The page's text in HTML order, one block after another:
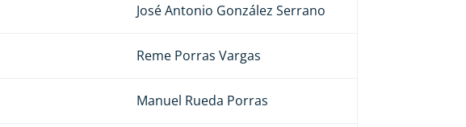
José Antonio González Serrano
Reme Porras Vargas
Manuel Rueda Porras